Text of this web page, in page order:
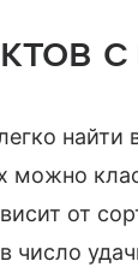
найти
можно
от
число